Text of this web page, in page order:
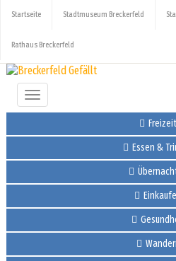
Startseite Stadtmuseum Breckerfeld
Rathaus Breckerfeld
Toggle
navigation
Freizeit
Essen &